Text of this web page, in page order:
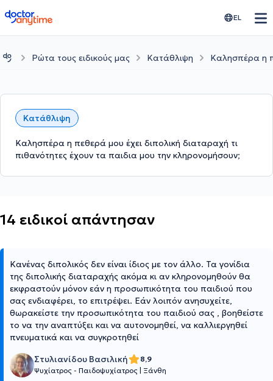
doctoranytime EL
Ρώτα τους ειδικούς μας Κατάθλιψη Καλησπέρα η
Κατάθλιψη
Καλησπέρα η πεθερά μου έχει διπολική διαταραχή τι
πιθανότητες έχουν τα παιδια μου την κληρονομήσουν;
14 ειδικοί απάντησαν
Κανένας διπολικός δεν είναι ίδιος με τον άλλο. Τα γονίδια
της διπολικής διαταραχής ακόμα κι αν κληρονομηθούν θα
εκφραστούν μόνον εάν η προσωπικότητα του παιδιού που
σας ενδιαφέρει, το επιτρέψει. Εάν λοιπόν ανησυχείτε,
θωρακείστε την προσωπικότητα του παιδιού σας , βοηθείστε
το να την αναπτύξει και να αυτονομηθεί, να καλλιεργηθεί
πνευματικά και να συγκροτηθεί
Στυλιανίδου Βασιλική
8,9
Ψυχίατρος - Παιδοψυχίατρος
Ξάνθη